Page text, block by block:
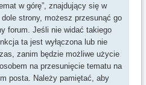
w górę”, znajdujący się w
strony, możesz przesunąć go
forum. Jeśli nie widać takiego
ta jest wyłączona lub nie
zanim będzie możliwe użycie
na przesunięcie tematu na
posta. Należy pamiętać, aby